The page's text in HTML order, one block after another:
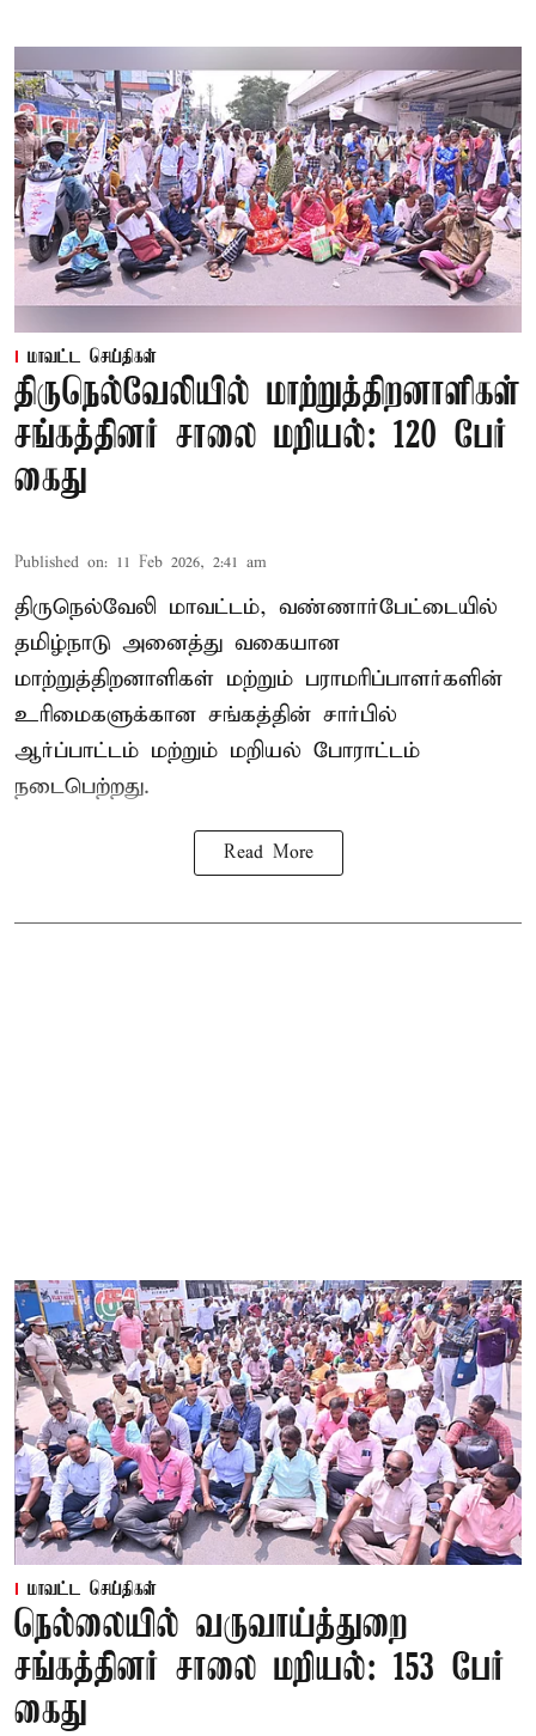
மாவட்ட செய்திகள்
திருநெல்வேலியில் மாற்றுத்திறனாளிகள்
சங்கத்தினர் சாலை மறியல்: 120 பேர்
கைது
Published on: 11 Feb 2026, 2:41 am
திருநெல்வேலி மாவட்டம், வண்ணார்பேட்டையில்
தமிழ்நாடு அனைத்து வகையான
மாற்றுத்திறனாளிகள் மற்றும் பராமரிப்பாளர்களின்
உரிமைகளுக்கான சங்கத்தின் சார்பில்
ஆர்ப்பாட்டம் மற்றும் மறியல் போராட்டம்
நடைபெற்றது.
Read More
மாவட்ட செய்திகள்
நெல்லையில் வருவாய்த்துறை
சங்கத்தினர் சாலை மறியல்: 153 பேர்
கைது